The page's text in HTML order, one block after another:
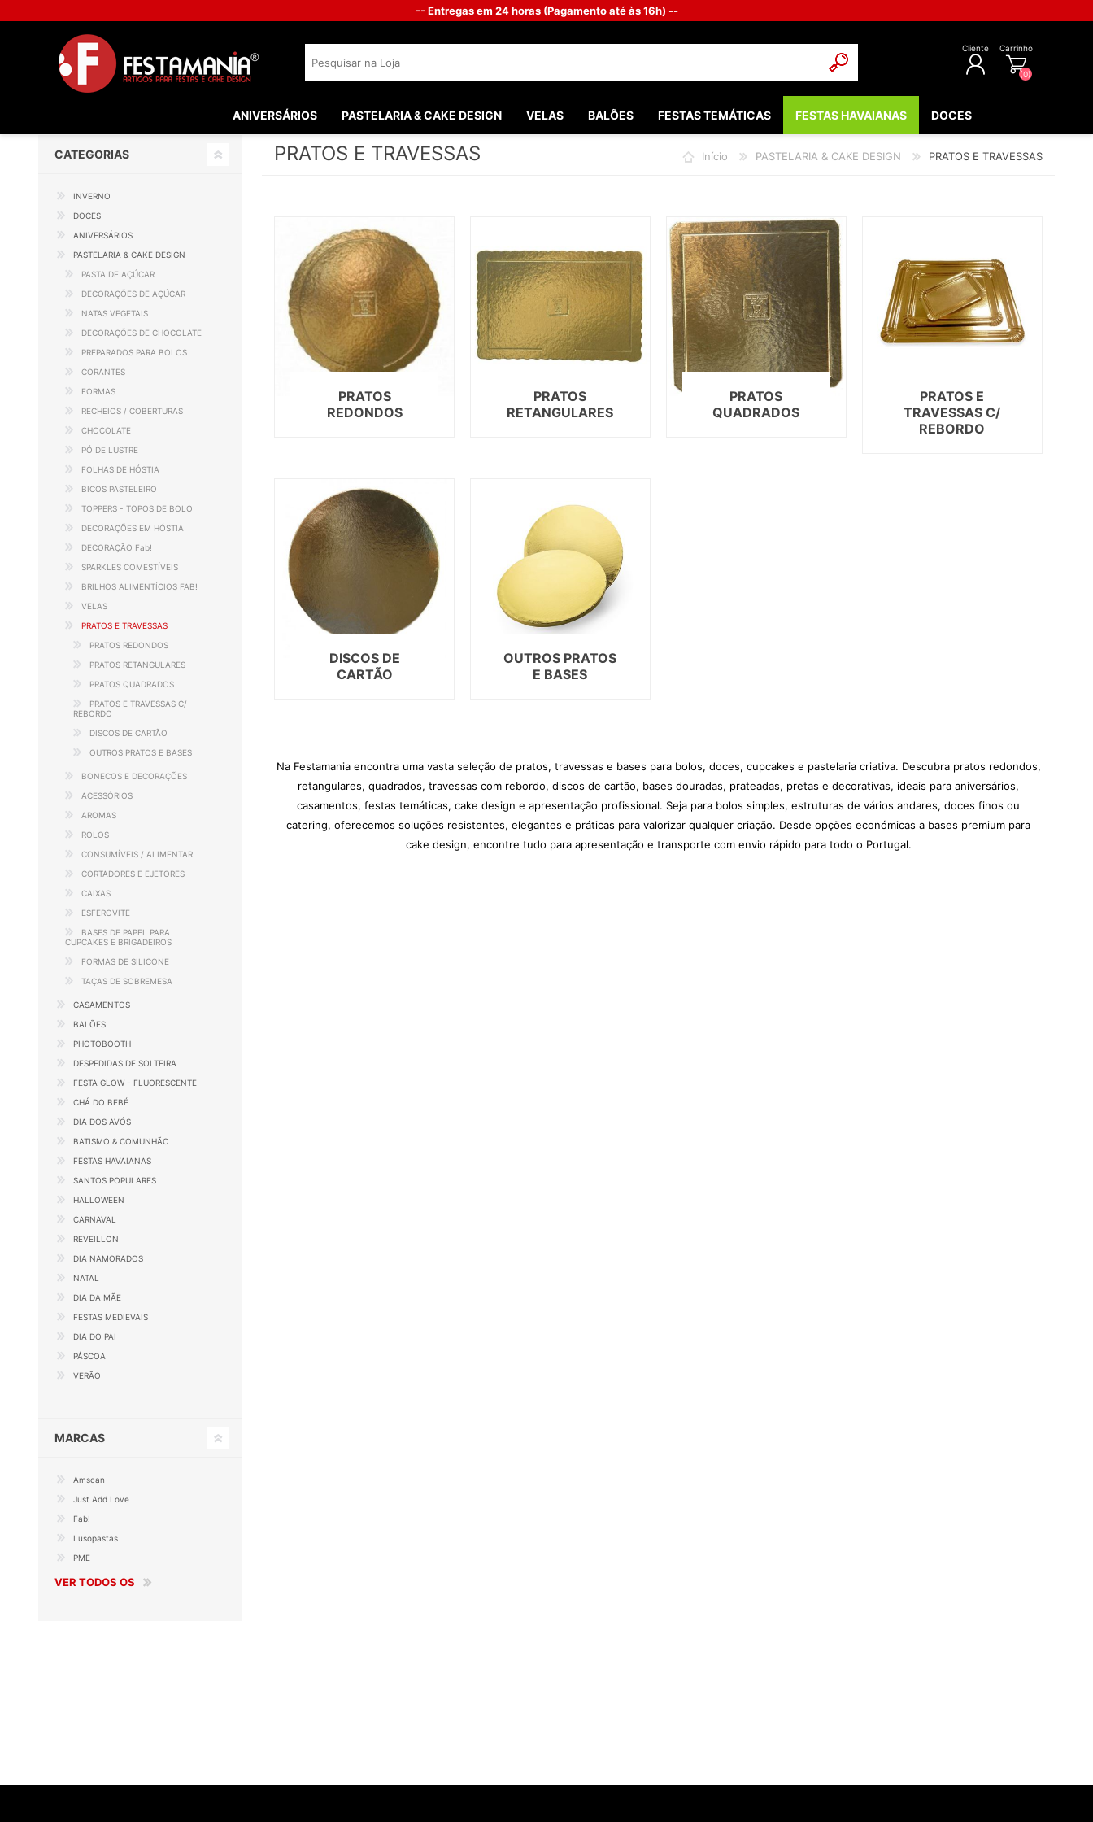
-- Entregas em 24 horas (Pagamento até às 16h) --
Cliente
REGISTAR
INICIAR SESSÃO
Carrinho
(0)
ANIVERSÁRIOS PASTELARIA & CAKE DESIGN VELAS BALÕES FESTAS TEMÁTICAS
SANTOS POPULARES
FESTA GLOW - FLUORESCENTE
BATISMO & COMUNHÃO
PHOTOBOOTH
CHÁ DO BEBÉ
CASAMENTOS
INVERNO
FESTAS HAVAIANAS DOCES
PRATOS E TRAVESSAS Início PASTELARIA & CAKE DESIGN PRATOS E TRAVESSAS
PRATOS
REDONDOS
PRATOS
RETANGULARES
PRATOS
QUADRADOS
PRATOS E
TRAVESSAS C/
REBORDO
DISCOS DE
CARTÃO
OUTROS PRATOS
E BASES
Na Festamania encontra uma vasta seleção de pratos, travessas e bases para bolos, doces, cupcakes e pastelaria criativa. Descubra pratos redondos,
retangulares, quadrados, travessas com rebordo, discos de cartão, bases douradas, prateadas, pretas e decorativas, ideais para aniversários,
casamentos, festas temáticas, cake design e apresentação profissional. Seja para bolos simples, estruturas de vários andares, doces finos ou
catering, oferecemos soluções resistentes, elegantes e práticas para valorizar qualquer criação. Desde opções económicas a bases premium para
cake design, encontre tudo para apresentação e transporte com envio rápido para todo o Portugal.
CATEGORIAS
INVERNO
DOCES
ANIVERSÁRIOS
PASTELARIA & CAKE DESIGN
PASTA DE AÇÚCAR
DECORAÇÕES DE AÇÚCAR
NATAS VEGETAIS
DECORAÇÕES DE CHOCOLATE
PREPARADOS PARA BOLOS
CORANTES
FORMAS
RECHEIOS / COBERTURAS
CHOCOLATE
PÓ DE LUSTRE
FOLHAS DE HÓSTIA
BICOS PASTELEIRO
TOPPERS - TOPOS DE BOLO
DECORAÇÕES EM HÓSTIA
DECORAÇÃO Fab!
SPARKLES COMESTÍVEIS
BRILHOS ALIMENTÍCIOS FAB!
VELAS
PRATOS E TRAVESSAS
PRATOS REDONDOS
PRATOS RETANGULARES
PRATOS QUADRADOS
PRATOS E TRAVESSAS C/
REBORDO
DISCOS DE CARTÃO
OUTROS PRATOS E BASES
BONECOS E DECORAÇÕES
ACESSÓRIOS
AROMAS
ROLOS
CONSUMÍVEIS / ALIMENTAR
CORTADORES E EJETORES
CAIXAS
ESFEROVITE
BASES DE PAPEL PARA
CUPCAKES E BRIGADEIROS
FORMAS DE SILICONE
TAÇAS DE SOBREMESA
CASAMENTOS
BALÕES
PHOTOBOOTH
DESPEDIDAS DE SOLTEIRA
FESTA GLOW - FLUORESCENTE
CHÁ DO BEBÉ
DIA DOS AVÓS
BATISMO & COMUNHÃO
FESTAS HAVAIANAS
SANTOS POPULARES
HALLOWEEN
CARNAVAL
REVEILLON
DIA NAMORADOS
NATAL
DIA DA MÃE
FESTAS MEDIEVAIS
DIA DO PAI
PÁSCOA
VERÃO
MARCAS
Amscan
Just Add Love
Fab!
Lusopastas
PME
VER TODOS OS